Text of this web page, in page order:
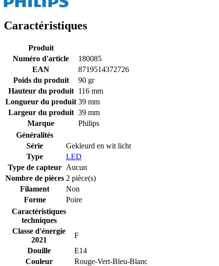
Caractéristiques
Produit
Numéro d'article
180085
EAN
8719514372726
Poids du produit
90 gr
Hauteur du produit
116 mm
Longueur du produit 39 mm
Largeur du produit 39 mm
Marque
Philips
Généralités
Série
Gekleurd en wit licht
Type
LED
Type de capteur Aucun
Nombre de pièces 2 pièce(s)
Filament
Non
Forme
Poire
Caractéristiques
techniques
Classe d'énergie
2021
F
Douille
E14
Couleur
Rouge-Vert-Bleu-Blanc